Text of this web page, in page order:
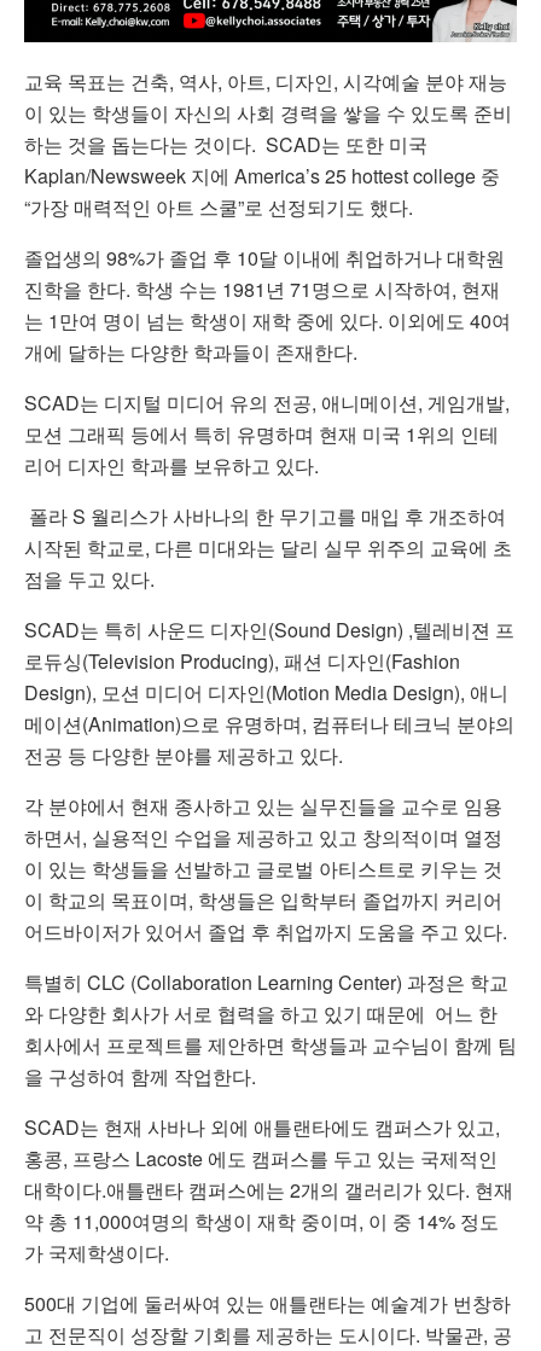
교육 목표는 건축, 역사, 아트, 디자인, 시각예술 분야 재능
이 있는 학생들이 자신의 사회 경력을 쌓을 수 있도록 준비
하는 것을 돕는다는 것이다. SCAD는 또한 미국
Kaplan/Newsweek 지에 America’s 25 hottest college 중
“가장 매력적인 아트 스쿨”로 선정되기도 했다.
졸업생의 98%가 졸업 후 10달 이내에 취업하거나 대학원
진학을 한다. 학생 수는 1981년 71명으로 시작하여, 현재
는 1만여 명이 넘는 학생이 재학 중에 있다. 이외에도 40여
개에 달하는 다양한 학과들이 존재한다.
SCAD는 디지털 미디어 유의 전공, 애니메이션, 게임개발,
모션 그래픽 등에서 특히 유명하며 현재 미국 1위의 인테
리어 디자인 학과를 보유하고 있다.
폴라 S 월리스가 사바나의 한 무기고를 매입 후 개조하여
시작된 학교로, 다른 미대와는 달리 실무 위주의 교육에 초
점을 두고 있다.
SCAD는 특히 사운드 디자인(Sound Design) ,텔레비젼 프
로듀싱(Television Producing), 패션 디자인(Fashion
Design), 모션 미디어 디자인(Motion Media Design), 애니
메이션(Animation)으로 유명하며, 컴퓨터나 테크닉 분야의
전공 등 다양한 분야를 제공하고 있다.
각 분야에서 현재 종사하고 있는 실무진들을 교수로 임용
하면서, 실용적인 수업을 제공하고 있고 창의적이며 열정
이 있는 학생들을 선발하고 글로벌 아티스트로 키우는 것
이 학교의 목표이며, 학생들은 입학부터 졸업까지 커리어
어드바이저가 있어서 졸업 후 취업까지 도움을 주고 있다.
특별히 CLC (Collaboration Learning Center) 과정은 학교
와 다양한 회사가 서로 협력을 하고 있기 때문에 어느 한
회사에서 프로젝트를 제안하면 학생들과 교수님이 함께 팀
을 구성하여 함께 작업한다.
SCAD는 현재 사바나 외에 애틀랜타에도 캠퍼스가 있고,
홍콩, 프랑스 Lacoste 에도 캠퍼스를 두고 있는 국제적인
대학이다.애틀랜타 캠퍼스에는 2개의 갤러리가 있다. 현재
약 총 11,000여명의 학생이 재학 중이며, 이 중 14% 정도
가 국제학생이다.
500대 기업에 둘러싸여 있는 애틀랜타는 예술계가 번창하
고 전문직이 성장할 기회를 제공하는 도시이다. 박물관, 공